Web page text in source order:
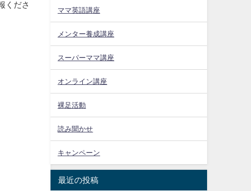
くださ
ママ英語講座
メンター養成講座
スーパーママ講座
オンライン講座
裸足活動
読み聞かせ
キャンペーン
最近の投稿